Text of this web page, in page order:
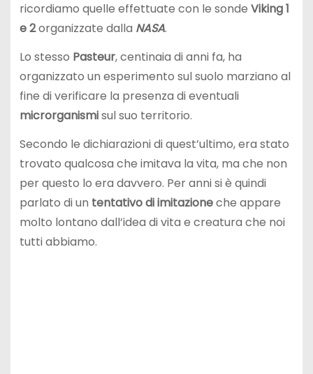
ricordiamo quelle effettuate con le sonde Viking 1
e 2organizzate dalla NASA.
Lo stesso Pasteur, centinaia di anni fa, ha
organizzato un esperimento sul suolo marziano al
fine di verificare la presenza di eventuali
microrganismisul suo territorio.
Secondo le dichiarazioni di quest’ultimo, era stato
trovato qualcosa che imitava la vita, ma che non
per questo lo era davvero. Per anni si è quindi
parlato di un tentativo di imitazioneche appare
molto lontano dall’idea di vita e creatura che noi
tutti abbiamo.